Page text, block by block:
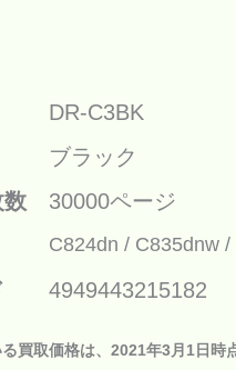
DR-C3BK
ブラック
数
30000ページ
C824dn C835dnw
4949443215182
買取価格は、2021年3月1日時